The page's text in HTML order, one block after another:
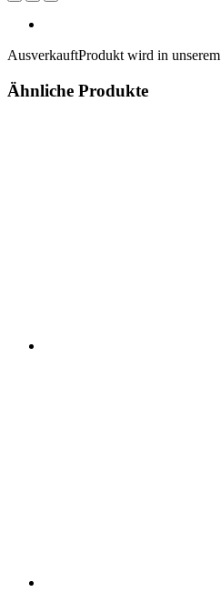
AusverkauftProdukt wird in
Ähnliche Produkte